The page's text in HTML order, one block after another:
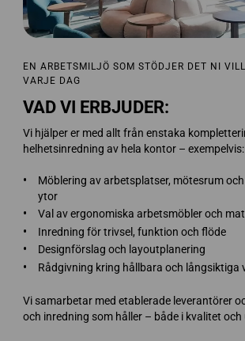
EN ARBETSMILJÖ SOM STÖDJER DET NI
VARJE DAG
VAD VI ERBJUDER:
Vi hjälper er med allt från enstaka
helhetsinredning av hela kontor – exempelvis:
Möblering av arbetsplatser, mötesrum
ytor
Val av ergonomiska arbetsmöbler och
Inredning för trivsel, funktion och flöde
Designförslag och layoutplanering
Rådgivning kring hållbara och långsiktiga
Vi samarbetar med etablerade leverantörer
och inredning som håller – både i kvalitet och